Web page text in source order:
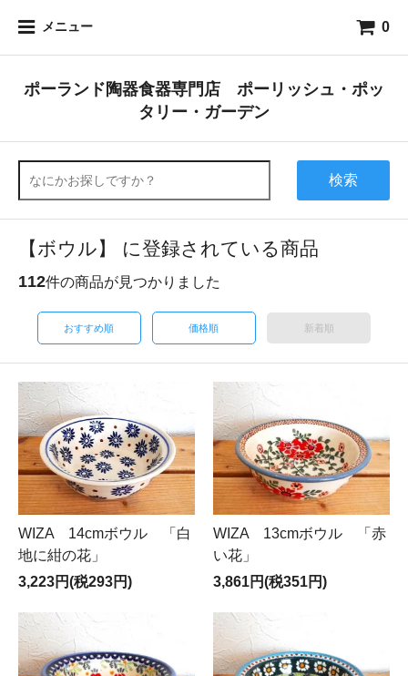
メニュー 0
ポーランド陶器食器専門店 ポーリッシュ・ポッ
タリー・ガーデン
検索
【ボウル】 に登録されている商品
112件の商品が見つかりました
おすすめ順 価格順 新着順
WIZA 14cmボウル 「白
地に紺の花」
3,223円(税293円)
WIZA 13cmボウル 「赤
い花」
3,861円(税351円)